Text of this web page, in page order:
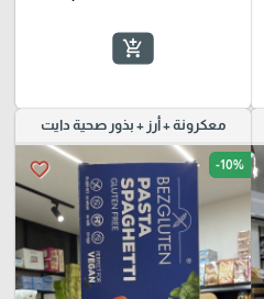
add_shopping_cart
معكرونة + أرز + بذور صحية دايت
favorite_border -10%